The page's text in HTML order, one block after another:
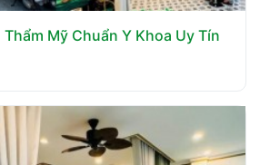
Mỹ Chuẩn Y Khoa Uy Tín